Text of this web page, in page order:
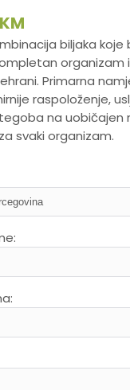
biljaka
organizam
Primarna
raspoloženje,
na uobičajen
svaki organizam.